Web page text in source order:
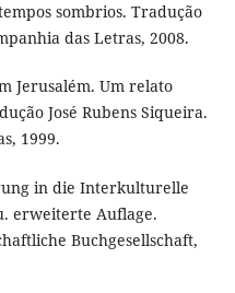
sombrios. Tradução
das Letras, 2008.
Jerusalém. Um relato
José Rubens Siqueira.
1999.
in die Interkulturelle
erweiterte Auflage.
Buchgesellschaft,